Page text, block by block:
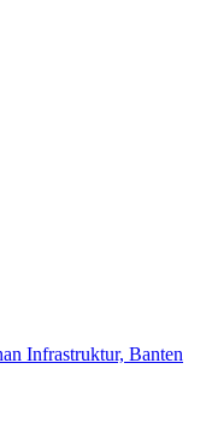
Infrastruktur, Banten